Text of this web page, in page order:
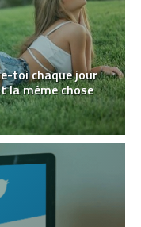
toi chaque jour
la même chose